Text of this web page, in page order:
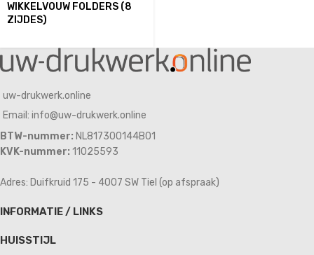
WIKKELVOUW FOLDERS (8
ZIJDES)
uw-drukwerk.online
Email: info@uw-drukwerk.online
BTW-nummer: NL817300144B01
KVK-nummer: 11025593
Adres: Duifkruid 175 - 4007 SW Tiel (op afspraak)
INFORMATIE / LINKS
HUISSTIJL